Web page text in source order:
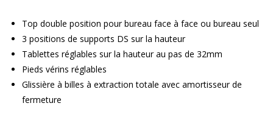
Top double position pour bureau face à face ou bureau seul
3 positions de supports DS sur la hauteur
Tablettes réglables sur la hauteur au pas de 32mm
Pieds vérins réglables
Glissière à billes à extraction totale avec amortisseur de
fermeture